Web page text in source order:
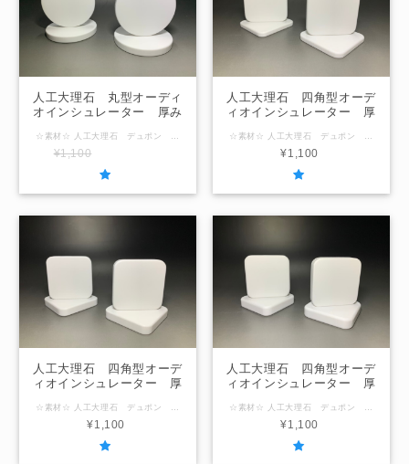
人工大理石 丸型オーディ
オインシュレーター 厚み
☆素材☆ 人工大理石 デュポン コーリアン ☆形状☆ 丸型 ☆サイズ☆ 厚み12mm / 外径80mm 「在庫なし」の表示の場合は製作させていただきますのでお問合せください。
¥1,100
人工大理石 四角型オーデ
ィオインシュレーター 厚
☆素材☆ 人工大理石 デュポン コーリアン ☆形状☆ 四角型 ☆サイズ☆ 厚み6mm / 55mm x 55mm 「在庫なし」の表示の場合は製作させていただきますのでお問合せください。
¥1,100
人工大理石 四角型オーデ
ィオインシュレーター 厚
☆素材☆ 人工大理石 デュポン コーリアン ☆形状☆ 四角型 ☆サイズ☆ 厚み10mm / 55mm x 55mm 「在庫なし」の表示の場合は製作させていただきますのでお問合せください。
¥1,100
人工大理石 四角型オーデ
ィオインシュレーター 厚
☆素材☆ 人工大理石 デュポン コーリアン ☆形状☆ 四角型 ☆サイズ☆ 厚み12mm / 55mm x 55mm 「在庫なし」の表示の場合は製作させていただきますのでお問合せください。
¥1,100